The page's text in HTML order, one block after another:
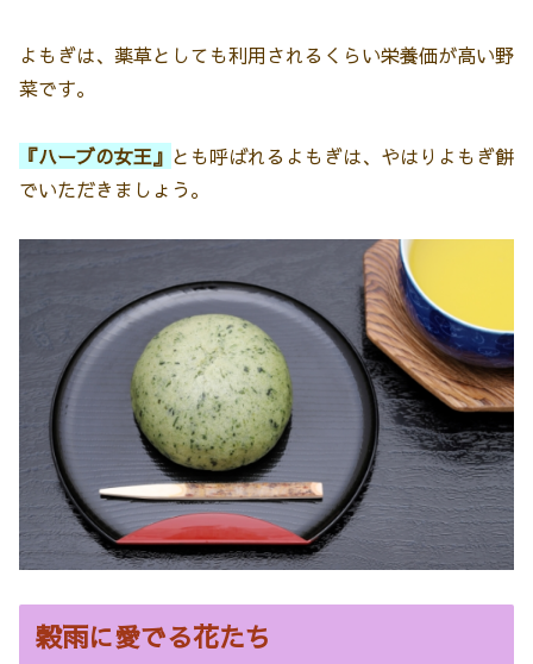
よもぎは、薬草としても利用されるくらい栄養価が高い野
菜です。
『ハーブの女王』 とも呼ばれるよもぎは、やはりよもぎ餅
でいただきましょう。
穀雨に愛でる花たち